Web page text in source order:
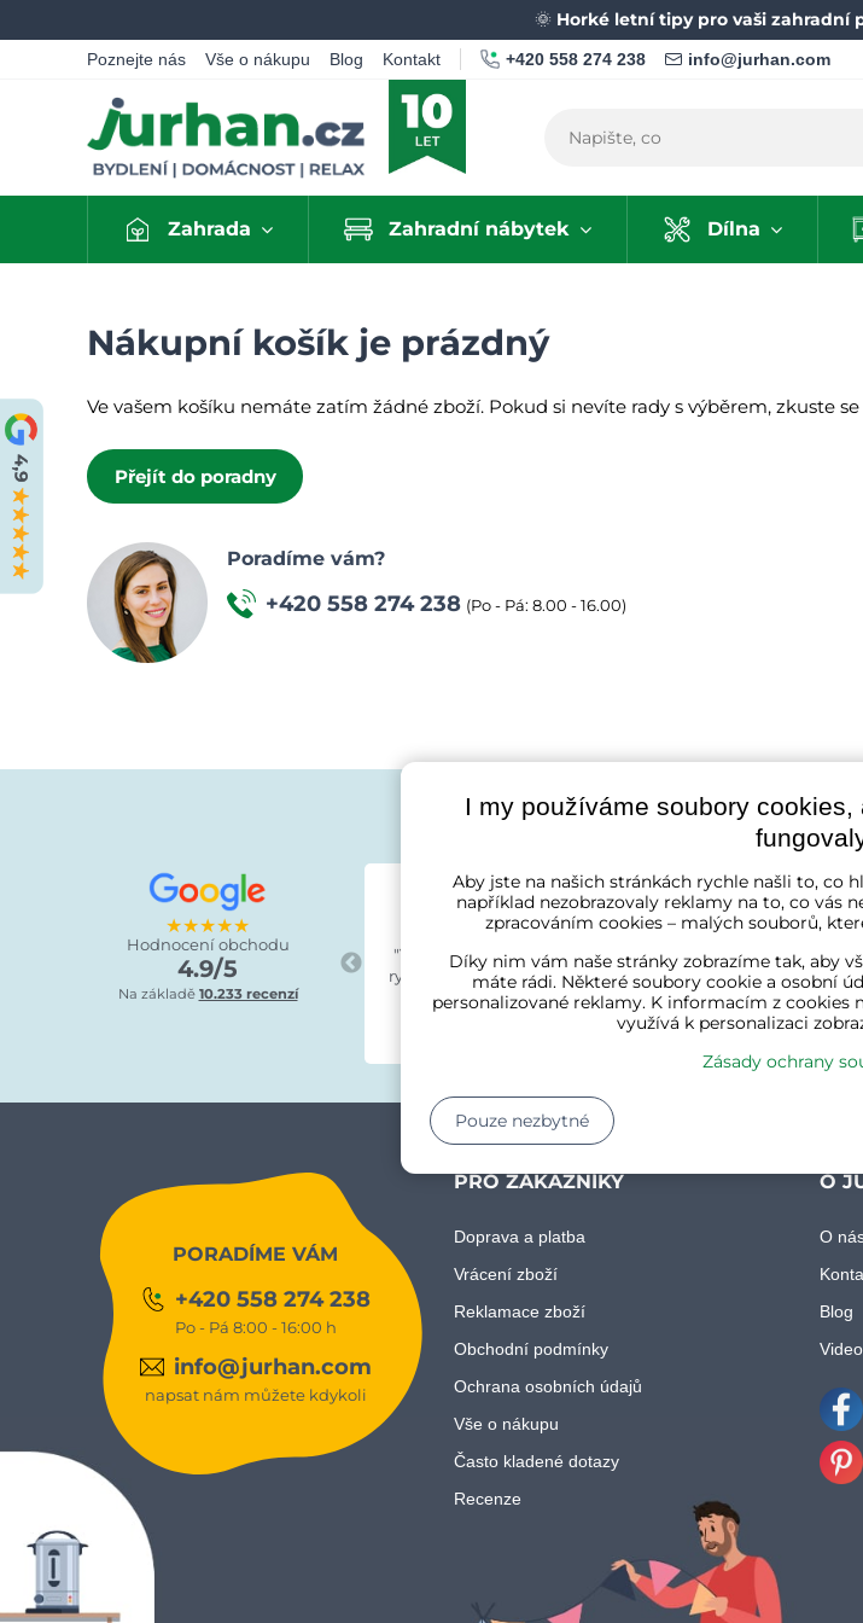
🌞 Horké letní tipy pro vaši zahradní
Poznejte nás Vše o nákupu Blog Kontakt +420 558 274 238 info@jurhan.com
Zahrada Zahradní nábytek Dílna
Nákupní košík je prázdný
Ve vašem košíku nemáte zatím žádné zboží. Pokud si nevíte rady s výběrem, zkuste
Přejít do poradny
Poradíme vám?
+420 558 274 238 (Po - Pá: 8.00 - 16.00)
★★★★★
Hodnocení obchodu
4.9/5
Na základě 10.233 recenzí
Lucie Kratochvílová
před 8 hodinami
★★★★★
★★★★★
★★★★★
"Vše perfektní. Objednala jsem botník,
rychlé odeslání, botník funkční, montáž
snadná."
Víte, že
PORADÍME VÁM
+420 558 274 238
Po - Pá 8:00 - 16:00 h
info@jurhan.com
napsat nám můžete kdykoli
PRO ZÁKAZNÍKY
Doprava a platba
Vrácení zboží
Reklamace zboží
Obchodní podmínky
Ochrana osobních údajů
Vše o nákupu
Často kladené dotazy
Recenze
O
O
Blog
I my používáme soubory
Aby jste na našich stránkách rychle našli to, co
například nezobrazovaly reklamy na to, co vás
zpracováním cookies – malých souborů,
Díky nim vám naše stránky zobrazíme tak, aby
máte rádi. Některé soubory cookie a osobní
personalizované reklamy. K informacím z cookies
využívá k personalizaci
Zásady ochrany
Pouze nezbytné